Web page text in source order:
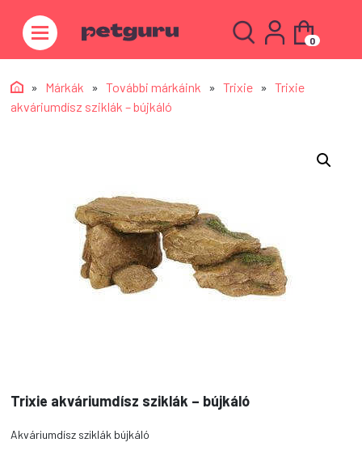
0
» Márkák » További márkáink » Trixie » Trixie
akváriumdísz sziklák – bújkáló
Trixie akváriumdísz sziklák – bújkáló
Akváriumdísz sziklák bújkáló